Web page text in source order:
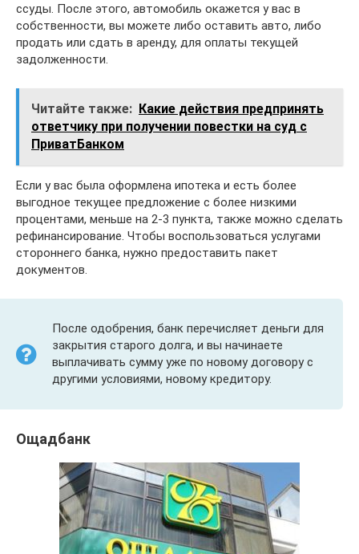
ссуды. После этого, автомобиль окажется у вас в
собственности, вы можете либо оставить авто, либо
продать или сдать в аренду, для оплаты текущей
задолженности.
Читайте также: Какие действия предпринять
ответчику при получении повестки на суд с
ПриватБанком
Если у вас была оформлена ипотека и есть более
выгодное текущее предложение с более низкими
процентами, меньше на 2-3 пункта, также можно сделать
рефинансирование. Чтобы воспользоваться услугами
стороннего банка, нужно предоставить пакет
документов.
После одобрения, банк перечисляет деньги для
закрытия старого долга, и вы начинаете
выплачивать сумму уже по новому договору с
другими условиями, новому кредитору.
Ощадбанк